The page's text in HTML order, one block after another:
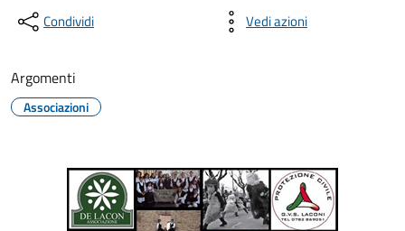
Condividi Vedi azioni
Argomenti
Associazioni